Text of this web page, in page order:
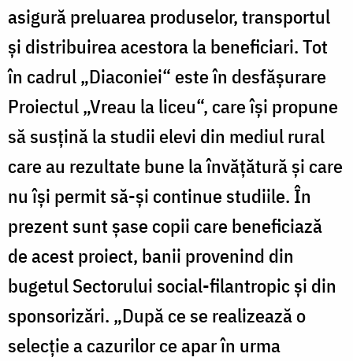
asigură preluarea produselor, transportul
şi distribuirea acestora la beneficiari. Tot
în cadrul „Diaconiei“ este în desfăşurare
Proiectul „Vreau la liceu“, care îşi propune
să susţină la studii elevi din mediul rural
care au rezultate bune la învăţătură şi care
nu îşi permit să-şi continue studiile. În
prezent sunt şase copii care beneficiază
de acest proiect, banii provenind din
bugetul Sectorului social-filantropic şi din
sponsorizări. „După ce se realizează o
selecţie a cazurilor ce apar în urma